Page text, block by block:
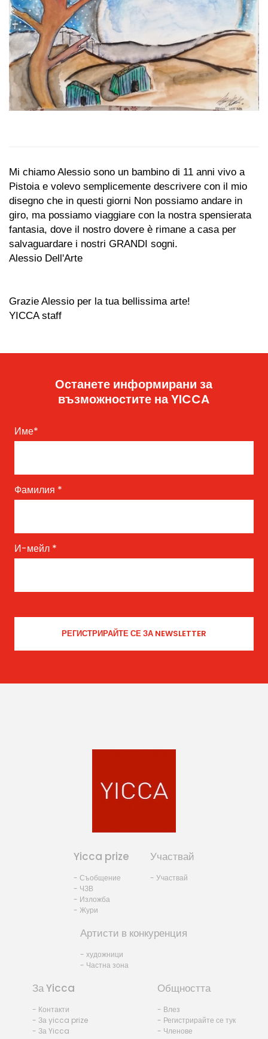
Mi chiamo Alessio sono un bambino di 11 anni vivo a
Pistoia e volevo semplicemente descrivere con il mio
disegno che in questi giorni Non possiamo andare in
giro, ma possiamo viaggiare con la nostra spensierata
fantasia, dove il nostro dovere è rimane a casa per
salvaguardare i nostri GRANDI sogni.
Alessio Dell'Arte
Grazie Alessio per la tua bellissima arte!
YICCA staff
Останете информирани за
възможностите на YICCA
Име*
Фамилия *
И-мейл *
Yicca prize
- Съобщение
- ЧЗВ
- Изложба
- Жури
Участвай
- Участвай
Артисти в конкуренция
- художници
- Частна зона
За Yicca
- Контакти
- За yicca prize
- За Yicca
Общността
- Влез
- Регистрирайте се тук
- Членове